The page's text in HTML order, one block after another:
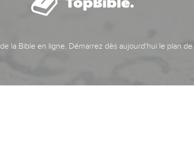
la Bible en ligne. Démarrez dès aujourd'hui le plan